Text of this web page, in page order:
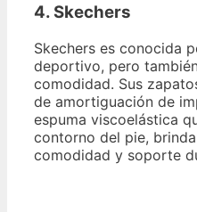
4. Skechers
Skechers es conocida
deportivo, pero
comodidad. Sus
de amortiguación de
espuma viscoelástica
contorno del pie,
comodidad y soporte